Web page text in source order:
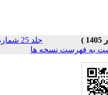
جلد 25 شماره
به فهرست نسخه ها